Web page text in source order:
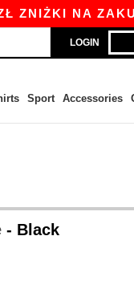
NA ZAKUPY
LOGIN
Sport Accessories
- Black